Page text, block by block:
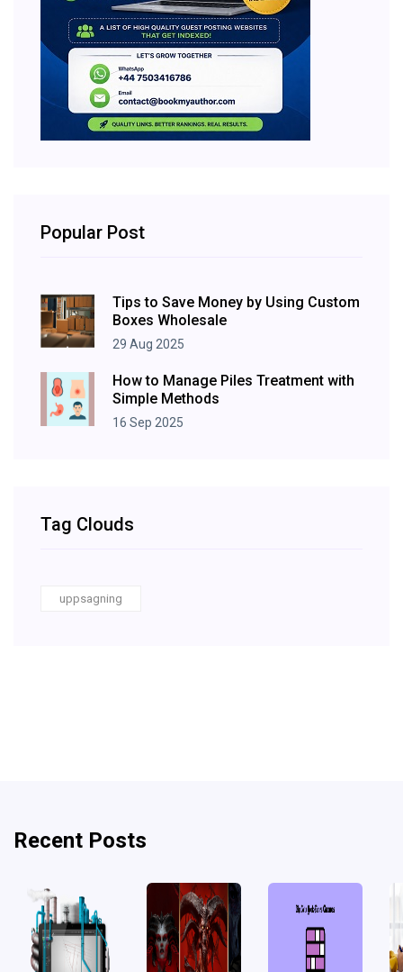
Popular Post
Tips to Save Money by Using Custom
Boxes Wholesale
29 Aug 2025
How to Manage Piles Treatment with
Simple Methods
16 Sep 2025
Tag Clouds
uppsagning
Recent Posts